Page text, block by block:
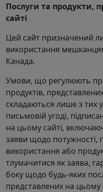
Послуги та продукти,
сайті
Цей сайт призначений
використання
Канада.
Умови, що регулюють
продуктів,
складаються лише з тих
письмовій угоді,
на цьому сайті,
заяви щодо потужності,
використання або
тлумачитися як заява,
боку щодо будь-яких
представлених на цьому